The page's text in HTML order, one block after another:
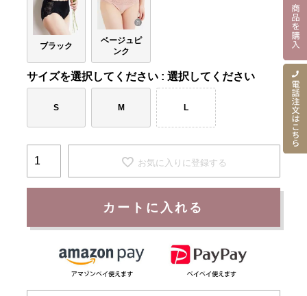
ブラック
ベージュピ
ンク
サイズ 選択してください
S M L
お気に入りに登録する
カートに入れる